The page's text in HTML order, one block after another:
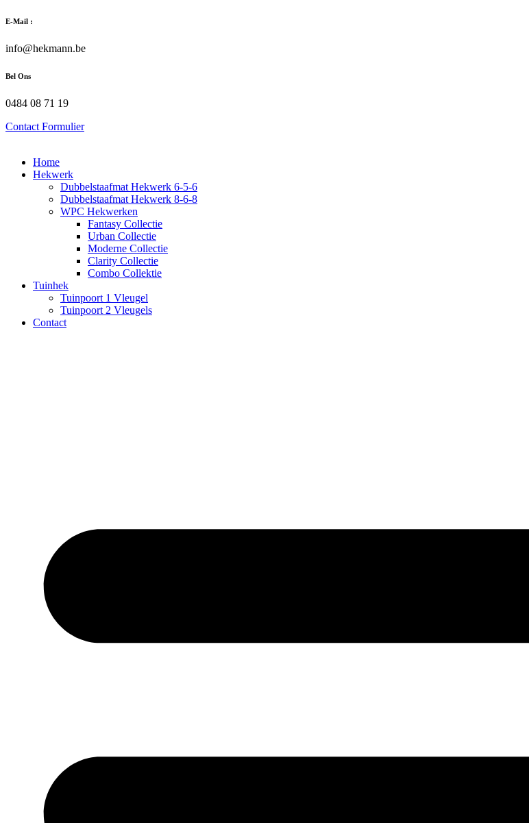
Zum
wechseln
E-Mail :
info@hekmann.be
Bel Ons
0484 08 71 19
Contact Formulier
Home
Hekwerk
Dubbelstaafmat Hekwerk 6-5-6
Dubbelstaafmat Hekwerk 8-6-8
WPC Hekwerken
Fantasy Collectie
Urban Collectie
Moderne Collectie
Clarity Collectie
Combo Collektie
Tuinhek
Tuinpoort 1 Vleugel
Tuinpoort 2 Vleugels
Contact